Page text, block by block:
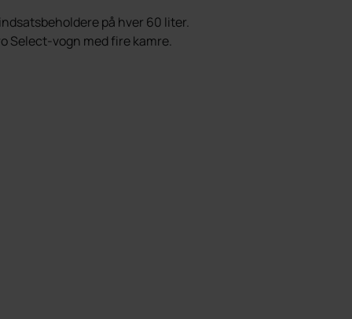
på hver 60 liter.
Select-vogn med fire kamre.